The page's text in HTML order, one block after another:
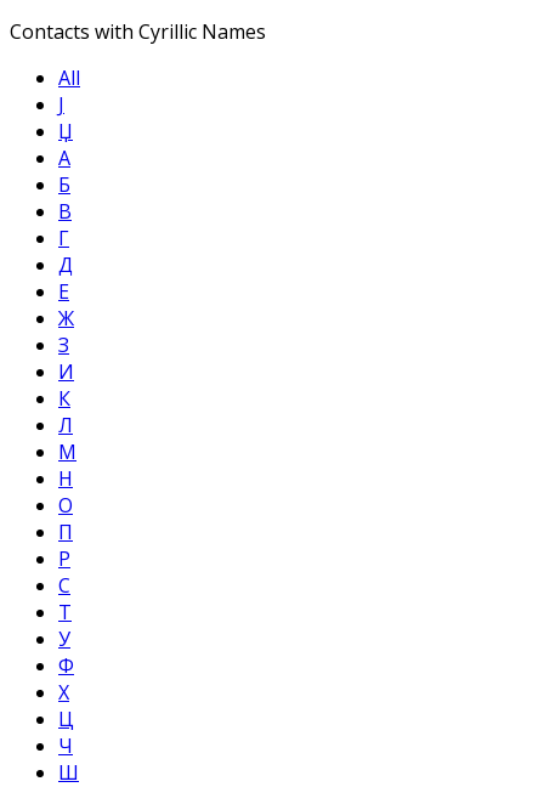
Contacts with Cyrillic Names
All
Ј
Џ
А
Б
В
Г
Д
Е
Ж
З
И
К
Л
М
Н
О
П
Р
С
Т
У
Ф
Х
Ц
Ч
Ш